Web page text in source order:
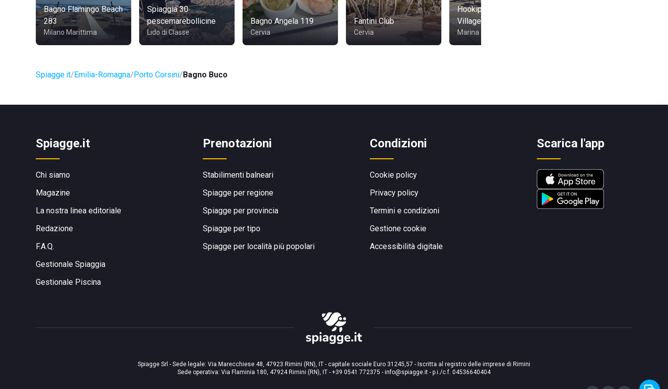
Bagno Flamingo Beach
283
Milano Marittima
Spiaggia 30
pescemarebollicine
Lido di Classe
Bagno Angela 119
Cervia
Fantini Club
Cervia
Hookipa Restaurant
Village
Marina di Ravenna
Spiagge.it Emilia-Romagna Porto Corsini Bagno Buco
Spiagge.it
Chi siamo
Magazine
La nostra linea editoriale
Redazione
F.A.Q.
Gestionale Spiaggia
Gestionale Piscina
Prenotazioni
Stabilimenti balneari
Spiagge per regione
Spiagge per provincia
Spiagge per tipo
Spiagge per località più popolari
Condizioni
Cookie policy
Privacy policy
Termini e condizioni
Gestione cookie
Accessibilità digitale
Scarica l'app
Spiagge Srl - Sede legale: Via Marecchiese 48, 47923 Rimini (RN), IT - capitale sociale Euro 31245,57 - Iscritta al registro delle imprese di Rimini
Sede operativa: Via Flaminia 180, 47924 Rimini (RN), IT - +39 0541 772375 - info@spiagge.it - p.i./c.f. 04536640404